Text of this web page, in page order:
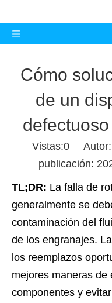
Cómo
de un
Vistas:0
publicación:
TL;DR: La falla de
generalmente se
contaminación del
de los engranajes.
los reemplazos
mejores maneras de
componentes y